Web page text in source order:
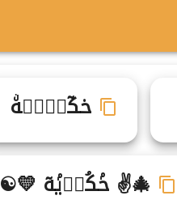
ح۟كٓاࣴيࣸهۨ
🎄✌ حۢكُا۬يۢهٓ 💛☯